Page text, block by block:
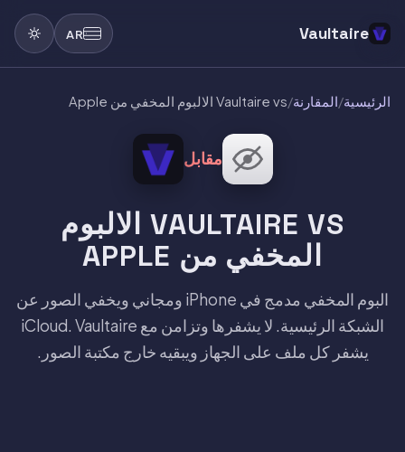
Vaultaire
AR
الرئيسية/المقارنة/Vaultaire vs الالبوم المخفي من Apple
مقابل
VAULTAIRE VS الالبوم
المخفي من APPLE
البوم المخفي مدمج في iPhone ومجاني ويخفي الصور عن
الشبكة الرئيسية. لا يشفرها وتزامن مع iCloud. Vaultaire
يشفر كل ملف على الجهاز ويبقيه خارج مكتبة الصور.